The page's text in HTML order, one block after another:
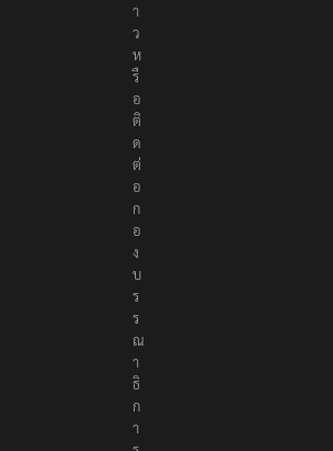
า
ว
ห
รื
อ
ติ
ด
ต่
อ
ก
อ
ง
บ
ร
ร
ณ
า
ธิ
ก
า